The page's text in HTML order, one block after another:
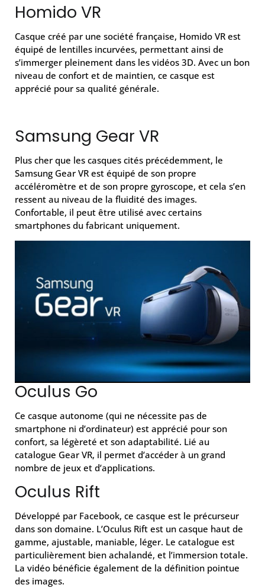
Homido VR
Casque créé par une société française, Homido VR est
équipé de lentilles incurvées, permettant ainsi de
s’immerger pleinement dans les vidéos 3D. Avec un bon
niveau de confort et de maintien, ce casque est
apprécié pour sa qualité générale.
Samsung Gear VR
Plus cher que les casques cités précédemment, le
Samsung Gear VR est équipé de son propre
accéléromètre et de son propre gyroscope, et cela s’en
ressent au niveau de la fluidité des images.
Confortable, il peut être utilisé avec certains
smartphones du fabricant uniquement.
Oculus Go
Ce casque autonome (qui ne nécessite pas de
smartphone ni d’ordinateur) est apprécié pour son
confort, sa légèreté et son adaptabilité. Lié au
catalogue Gear VR, il permet d’accéder à un grand
nombre de jeux et d’applications.
Oculus Rift
Développé par Facebook, ce casque est le précurseur
dans son domaine. L’Oculus Rift est un casque haut de
gamme, ajustable, maniable, léger. Le catalogue est
particulièrement bien achalandé, et l’immersion totale.
La vidéo bénéficie également de la définition pointue
des images.